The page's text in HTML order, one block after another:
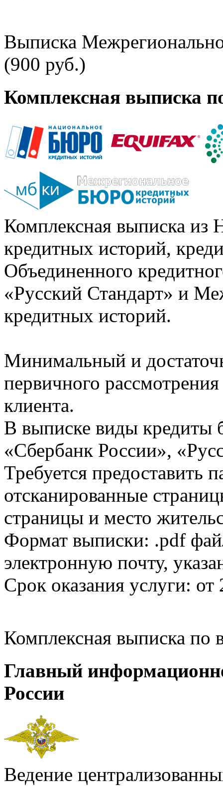
Выписка
(900 руб.)
Комплексная выписка
Комплексная выписка из
кредитных историй,
Объединенного
«Русский Стандарт» и
кредитных историй.
Минимальный и
первичного
клиента.
В выписке виды кредиты
«Сбербанк России»,
Требуется предоставить
отсканированные
страницы и место
Формат выписки: .pdf
электронную почту,
Срок оказания услуги: от
Комплексная выписка
Главный
России
Ведение